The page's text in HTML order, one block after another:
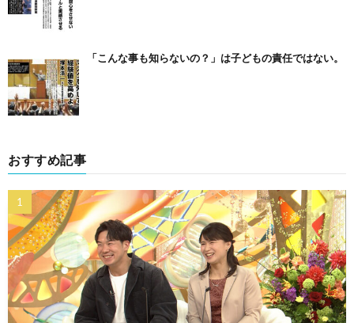
「こんな事も知らないの？」は子どもの責任ではない。
おすすめ記事